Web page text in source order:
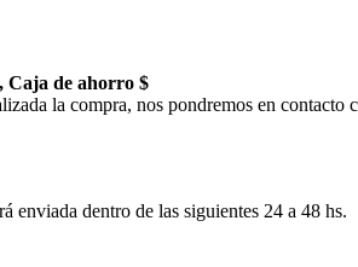
Caja de ahorro $
la compra, nos pondremos en
enviada dentro de las siguientes 24 a 48 hs.